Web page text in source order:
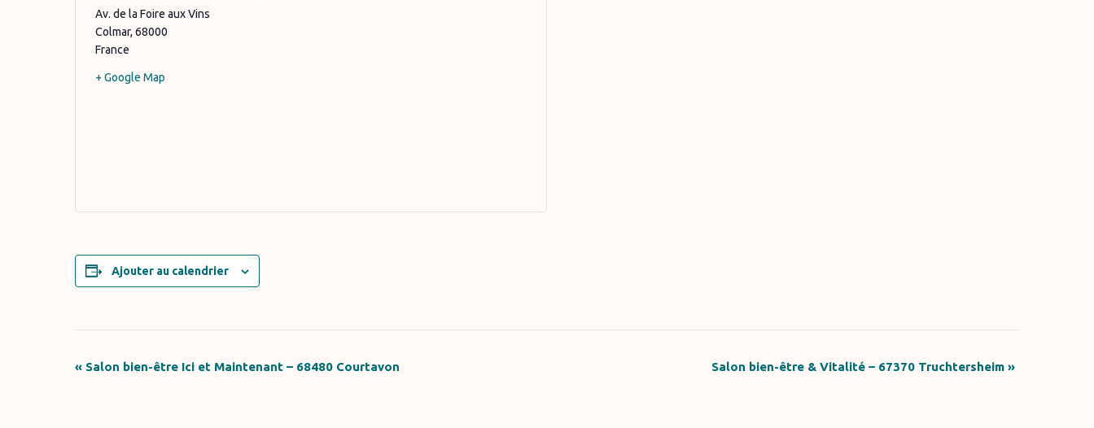
Av. de la Foire aux Vins
Colmar, 68000
France
+ Google Map
Ajouter au calendrier
Navigation
« Salon bien-être Ici et Maintenant – 68480 Courtavon Salon bien-être & Vitalité – 67370 Truchtersheim »